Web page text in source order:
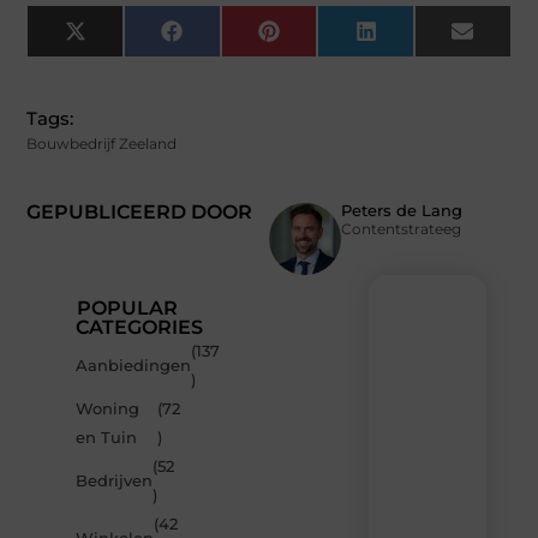
X
(Twitter)
FacebookPinterest LinkedIn Email
GEPUBLICEERD DOOR Peters de Lang
Contentstrateeg
Tags:
Bouwbedrijf Zeeland
POPULAR
CATEGORIES
Aanbiedingen
(137
)
Woning
en Tuin
(72
)
Bedrijven
(52
)
(42